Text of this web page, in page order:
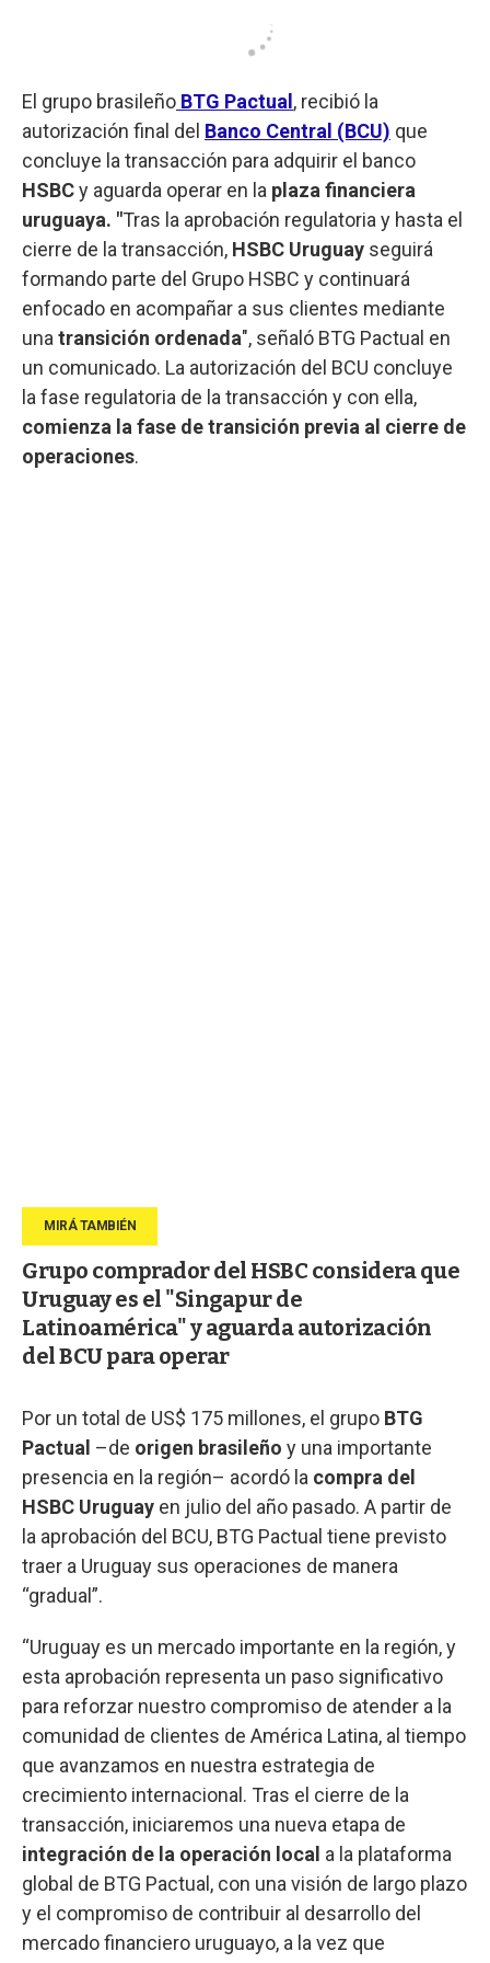
El grupo brasileño BTG Pactual , recibió la
autorización final del Banco Central (BCU) que
concluye la transacción para adquirir el banco
HSBCy aguarda operar en la plaza financiera
uruguaya. "Tras la aprobación regulatoria y hasta el
cierre de la transacción, HSBC Uruguay seguirá
formando parte del Grupo HSBC y continuará
enfocado en acompañar a sus clientes mediante
una transición ordenada", señaló BTG Pactual en
un comunicado. La autorización del BCU concluye
la fase regulatoria de la transacción y con ella,
comienza la fase de transición previa al cierre de
operaciones.
Grupo comprador del HSBC considera que
Uruguay es el "Singapur de
Latinoamérica" y aguarda autorización
del BCU para operar
Por un total de US$ 175 millones, el grupo BTG
Pactual –de origen brasileño y una importante
presencia en la región– acordó la compra del
HSBC Uruguay en julio del año pasado. A partir de
la aprobación del BCU, BTG Pactual tiene previsto
traer a Uruguay sus operaciones de manera
“gradual”.
“Uruguay es un mercado importante en la región, y
esta aprobación representa un paso significativo
para reforzar nuestro compromiso de atender a la
comunidad de clientes de América Latina, al tiempo
que avanzamos en nuestra estrategia de
crecimiento internacional. Tras el cierre de la
transacción, iniciaremos una nueva etapa de
integración de la operación local a la plataforma
global de BTG Pactual, con una visión de largo plazo
y el compromiso de contribuir al desarrollo del
mercado financiero uruguayo, a la vez que